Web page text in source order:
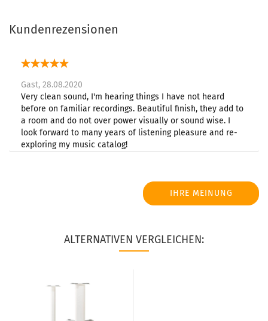
Kundenrezensionen
Gast, 28.08.2020
Very clean sound, I'm hearing things I have not heard
before on familiar recordings. Beautiful finish, they add to
a room and do not over power visually or sound wise. I
look forward to many years of listening pleasure and re-
exploring my music catalog!
IHRE MEINUNG
ALTERNATIVEN VERGLEICHEN: